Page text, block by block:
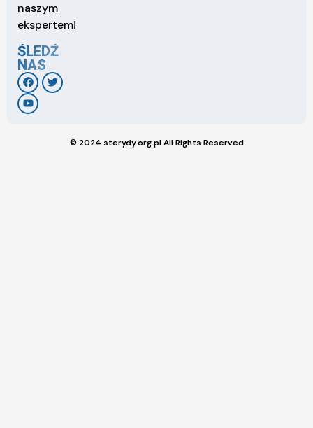
naszym
ekspertem!
ŚLEDŹ
NAS
© 2024 sterydy.org.pl All Rights Reserved